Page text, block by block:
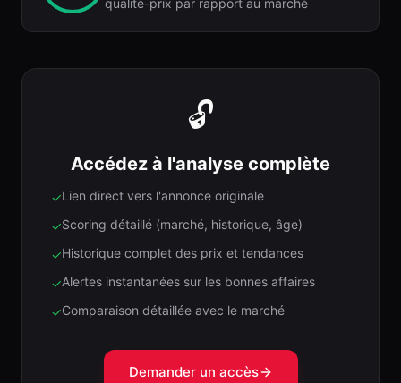
qualité-prix par rapport au marché
🔓
Accédez à l'analyse complète
✓Lien direct vers l'annonce originale
✓Scoring détaillé (marché, historique, âge)
✓Historique complet des prix et tendances
✓Alertes instantanées sur les bonnes affaires
✓Comparaison détaillée avec le marché
Demander un accès